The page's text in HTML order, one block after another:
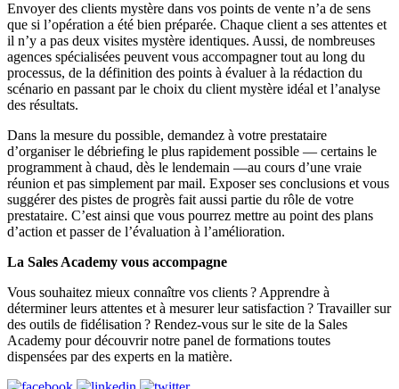
Envoyer des clients mystère dans vos points de vente n’a de sens
que si l’opération a été bien préparée. Chaque client a ses attentes et
il n’y a pas deux visites mystère identiques. Aussi, de nombreuses
agences spécialisées peuvent vous accompagner tout au long du
processus, de la définition des points à évaluer à la rédaction du
scénario en passant par le choix du client mystère idéal et l’analyse
des résultats.
Dans la mesure du possible, demandez à votre prestataire
d’organiser le débriefing le plus rapidement possible — certains le
programment à chaud, dès le lendemain —au cours d’une vraie
réunion et pas simplement par mail. Exposer ses conclusions et vous
suggérer des pistes de progrès fait aussi partie du rôle de votre
prestataire. C’est ainsi que vous pourrez mettre au point des plans
d’action et passer de l’évaluation à l’amélioration.
La Sales Academy vous accompagne
Vous souhaitez mieux connaître vos clients ? Apprendre à
déterminer leurs attentes et à mesurer leur satisfaction ? Travailler sur
des outils de fidélisation ? Rendez-vous sur le site de la Sales
Academy pour découvrir notre panel de formations toutes
dispensées par des experts en la matière.